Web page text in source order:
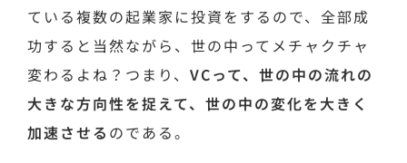
ている複数の起業家に投資をするので、全部成
功すると当然ながら、世の中ってメチャクチャ
変わるよね？つまり、 VCって、世の中の流れの
大きな方向性を捉えて、世の中の変化を大きく
加速させる のである。